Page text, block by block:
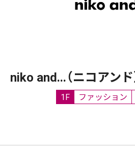
niko and...（ニコアンド
1F ファッション